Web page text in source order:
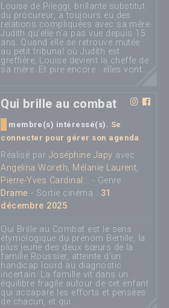
Louise de Pileggi, brillante substitut
du procureur, a toujours eu des
relations compliquées avec sa mère
Judith qu’elle n’a pas vue depuis 15
ans. Quand elle se retrouve mutée
au petit tribunal où Judith est
greffière, Louise devient la cheffe de
sa mère. Et pire encore : elles vont...
Qui brille au combat
membre(s) intéressé(s). Se
connecter pour gérer son agenda
Réalisé par Joséphine Japy avec
Angelina Woreth, Mélanie Laurent,
Pierre-Yves Cardinal ... - Genre :
Drame - Sortie cinéma : 31
décembre 2025
Qui Brille au Combat est le sens
étymologique du prénom Bertille, la
plus jeune des deux sœurs de la
famille Roussier, atteinte d’un
handicap lourd au diagnostic
incertain. La famille vit dans un
équilibre fragile autour de cet enfant
qui accapare les efforts et pensées
de chacun, et qui...